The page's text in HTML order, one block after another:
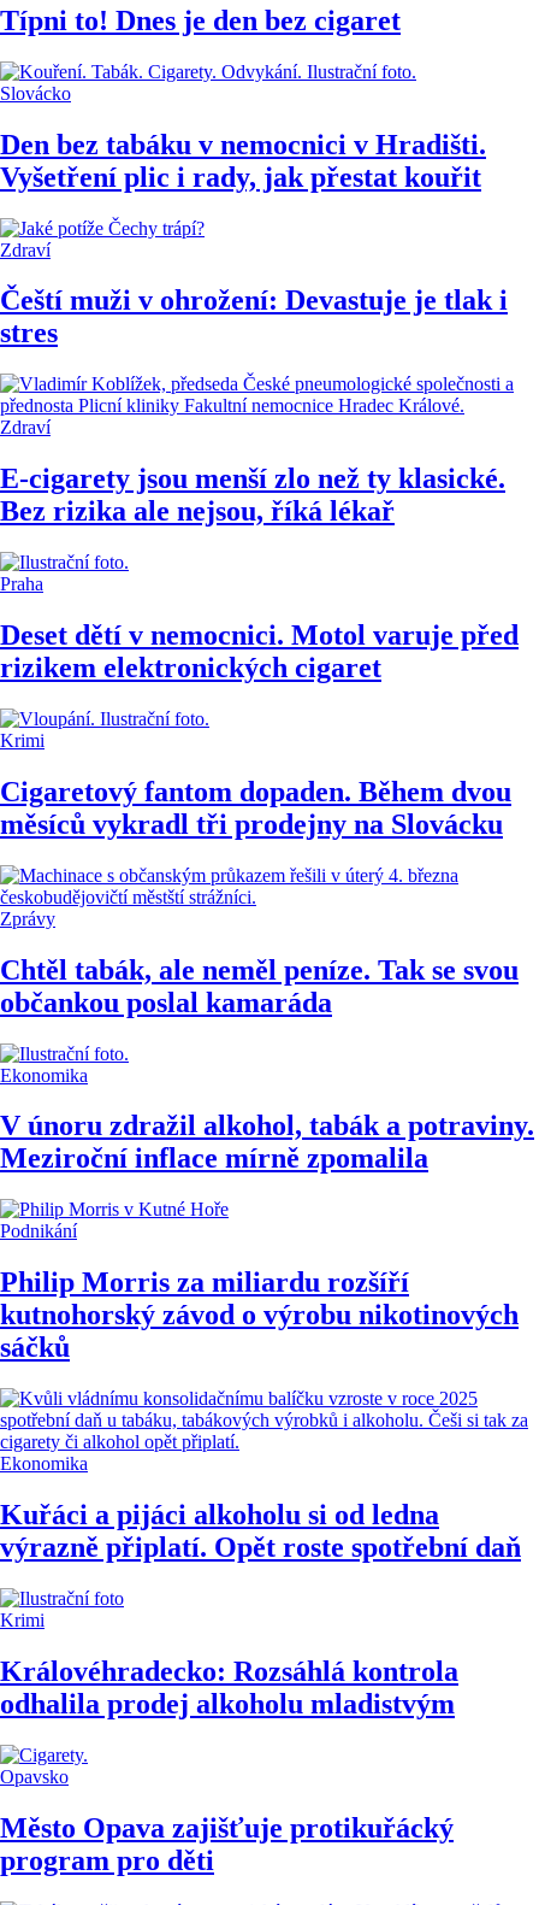
Típni to! Dnes je den bez cigaret
Slovácko
Den bez tabáku v nemocnici v Hradišti.
Vyšetření plic i rady, jak přestat kouřit
Zdraví
Čeští muži v ohrožení: Devastuje je tlak i
stres
Zdraví
E-cigarety jsou menší zlo než ty klasické.
Bez rizika ale nejsou, říká lékař
Praha
Deset dětí v nemocnici. Motol varuje před
rizikem elektronických cigaret
Krimi
Cigaretový fantom dopaden. Během dvou
měsíců vykradl tři prodejny na Slovácku
Zprávy
Chtěl tabák, ale neměl peníze. Tak se svou
občankou poslal kamaráda
Ekonomika
V únoru zdražil alkohol, tabák a potraviny.
Meziroční inflace mírně zpomalila
Podnikání
Philip Morris za miliardu rozšíří
kutnohorský závod o výrobu nikotinových
sáčků
Ekonomika
Kuřáci a pijáci alkoholu si od ledna
výrazně připlatí. Opět roste spotřební daň
Krimi
Královéhradecko: Rozsáhlá kontrola
odhalila prodej alkoholu mladistvým
Opavsko
Město Opava zajišťuje protikuřácký
program pro děti